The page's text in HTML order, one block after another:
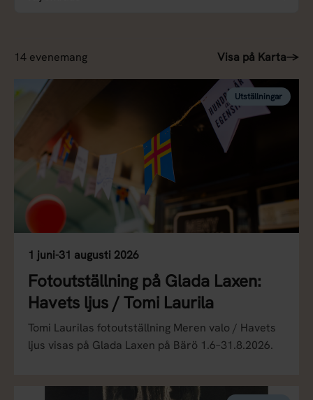
14 evenemang Visa på Karta→
Utställningar
1 juni-31 augusti 2026
Fotoutställning på Glada Laxen:
Havets ljus / Tomi Laurila
Tomi Laurilas fotoutställning Meren valo / Havets
ljus visas på Glada Laxen på Bärö 1.6–31.8.2026.